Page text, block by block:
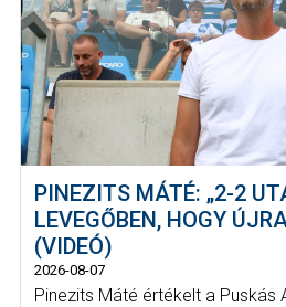
PINEZITS MÁTÉ: „2-2
LEVEGŐBEN, HOGY
(VIDEÓ)
2026-08-07
Pinezits Máté értékelt a Puskás